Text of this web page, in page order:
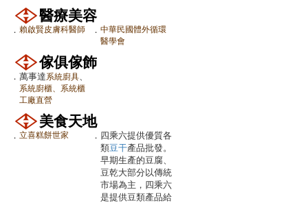
醫療美容
． 賴啟賢皮膚科醫師 ． 中華民國體外循環
醫學會
傢俱傢飾
． 萬事達系統廚具
系統廚櫃、系統櫃
工廠直營
美食天地
． 立喜糕餅世家 ． 四乘六提供優質各
類豆干產品批發。
早期生產的豆腐、
豆乾大部分以傳統
市場為主，四乘六
是提供豆類產品給